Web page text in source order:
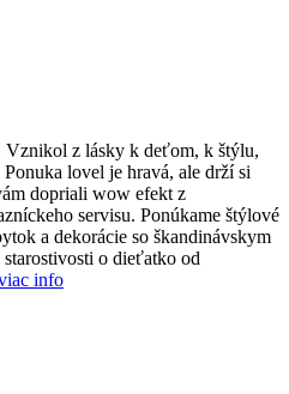
z lásky k deťom, k štýlu,
lovel je hravá, ale drží si
dopriali wow efekt z
servisu. Ponúkame štýlové
a dekorácie so škandinávskym
o dieťatko od
info